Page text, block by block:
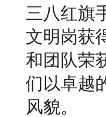
三八红旗
文明岗获
和团队荣
们以卓越
风貌。